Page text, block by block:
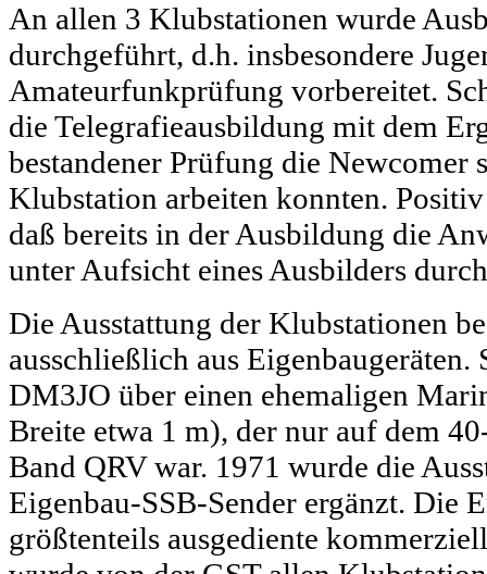
An allen 3 Klubstationen wurde
durchgeführt, d.h. insbesondere
Amateurfunkprüfung vorbereitet.
die Telegrafieausbildung mit dem
bestandener Prüfung die Newcomer
Klubstation arbeiten konnten.
daß bereits in der Ausbildung die
unter Aufsicht eines Ausbilders
Die Ausstattung der Klubstationen
ausschließlich aus
DM3JO über einen ehemaligen
Breite etwa 1 m), der nur auf dem
Band QRV war. 1971 wurde die
Eigenbau-SSB-Sender ergänzt. Die
größtenteils ausgediente